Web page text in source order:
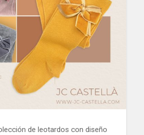
de leotardos con diseño